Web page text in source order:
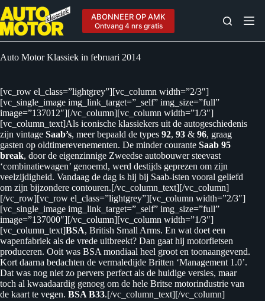
Ga
naar
de
inhoud
ABONNEER OP AMK
Ontvang 4 nrs gratis
Auto Motor Klassiek in februari 2014
[vc_row el_class=”lightgrey”][vc_column width=”2/3″]
[vc_single_image img_link_target=”_self” img_size=”full”
image=”137012″][/vc_column][vc_column width=”1/3″]
[vc_column_text]Als iconische klassiekers uit de autogeschiedenis
zijn vintage Saab’s, meer bepaald de types 92, 93 & 96, graag
gasten op oldtimerevenementen. De minder courante Saab 95
break, door de eigenzinnige Zweedse autobouwer steevast
‘combinatiewagen’ genoemd, werd destijds geprezen om zijn
veelzijdigheid. Vandaag de dag is hij bij Saab-isten vooral geliefd
om zijn bijzondere contouren.[/vc_column_text][/vc_column]
[/vc_row][vc_row el_class=”lightgrey”][vc_column width=”2/3″]
[vc_single_image img_link_target=”_self” img_size=”full”
image=”137000″][/vc_column][vc_column width=”1/3″]
[vc_column_text]BSA, British Small Arms. En wat doet een
wapenfabriek als de vrede uitbreekt? Dan gaat hij motorfietsen
produceren. Ooit was BSA mondiaal heel groot en toonaangevend.
Kort daarna bedachten de vermaledijde Britten ‘Management 1.0’.
Dat was nog niet zo pervers perfect als de huidige versies, maar
toch al kwaadaardig genoeg om de hele Britse motorindustrie van
de kaart te vegen. BSA B33.[/vc_column_text][/vc_column]